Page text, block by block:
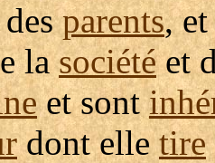
parents,
lasociétéet
et sont
dont elletire